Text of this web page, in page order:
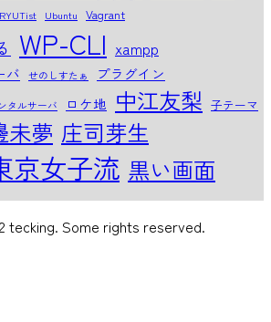
RYUTist Ubuntu Vagrant
WP-CLI xampp
バ せのしすたぁ プラグイン
タルサーバ ロケ地 中江友梨 子テーマ
未夢 庄司芽生
京女子流 黒い画面
tecking. Some rights reserved.